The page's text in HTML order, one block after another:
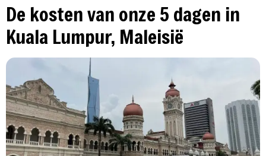
De kosten van onze 5 dagen in
Kuala Lumpur, Maleisië